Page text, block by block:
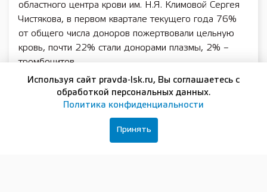
областного центра крови им. Н.Я. Климовой Сергея
Чистякова, в первом квартале текущего года 76%
от общего числа доноров пожертвовали цельную
кровь, почти 22% стали донорами плазмы, 2% –
тромбоцитов.
«Ежеквартальные показатели достигаются в строгом
соответствии с планом. К началу апреля объем
выполнения нижегородской Службой крови годовой
задачи составил 25,6%», – резюмировал он.
Используя сайт pravda-lsk.ru, Вы соглашаетесь с
обработкой персональных данных.
Политика конфиденциальности
Принять